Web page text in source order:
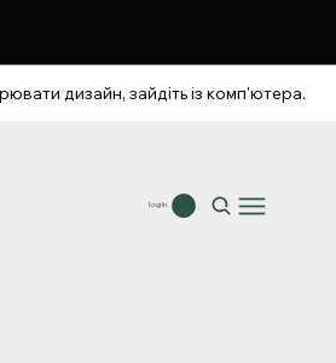
дизайн, зайдіть із комп'ютера.